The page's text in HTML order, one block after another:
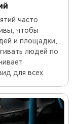
часто
чтобы
и площадки,
людей по
для всех.